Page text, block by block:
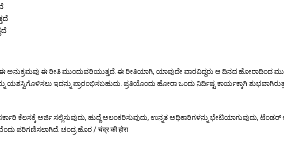
ಈ ಅನುಕ್ರಮವು ಈ ರೀತಿ ಮುಂದುವರಿಯುತ್ತದೆ. ಈ ರೀತಿಯಾಗಿ, ಯಾವುದೇ ವಾರವಿದ್ದರು ಆ ದಿನದ ಹೋರಾದಿಂದ
ಇದನ್ನು ಪ್ರಾರಂಭಿಸಬಹುದು. ಪ್ರತಿಯೊಂದು ಹೋರಾ ಒಂದು ನಿರ್ದಿಷ್ಟ ಕಾರ್ಯಕ್ಕಾಗಿ
ಕೆಲಸಕ್ಕೆ ಅರ್ಜಿ ಸಲ್ಲಿಸುವುದು, ಹುದ್ದೆ ಅಲಂಕರಿಸುವುದು, ಉನ್ನತ ಅಧಿಕಾರಿಗಳನ್ನು ಭೇಟಿಯಾಗುವುದು,
ಪರಿಗಣಿಸಲಾಗಿದೆ. ಚಂದ್ರ ಹೊರ / चंद्र की होरा